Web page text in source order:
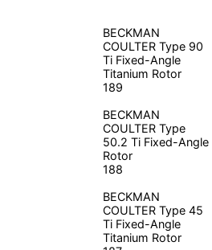
BECKMAN
COULTER Type 90
Ti Fixed-Angle
Titanium Rotor
189
BECKMAN
COULTER Type
50.2 Ti Fixed-Angle
Rotor
188
BECKMAN
COULTER Type 45
Ti Fixed-Angle
Titanium Rotor